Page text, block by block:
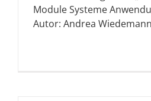
Module Systeme
Autor: Andrea Wiedemann